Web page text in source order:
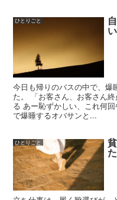
ひとりごと
い
今日も帰りのバスの中で、爆
た。 「お客さん、お客さん
る あー恥ずかしい、これ何
で爆睡するオバサンと...
ひとりごと